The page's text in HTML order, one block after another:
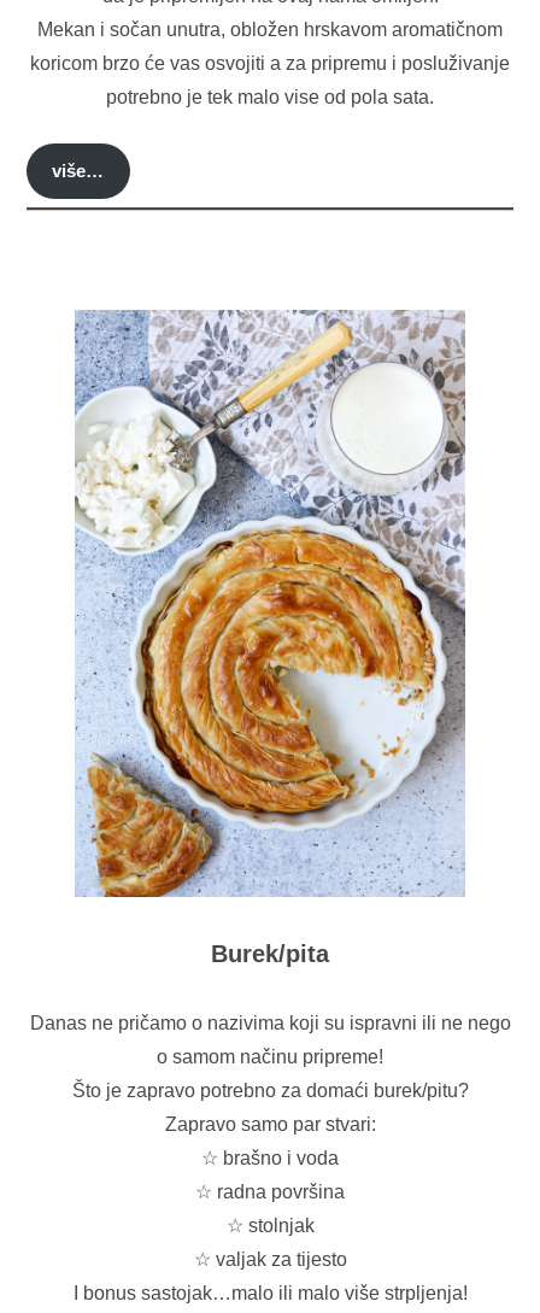
Mekan i sočan unutra, obložen hrskavom aromatičnom
koricom brzo će vas osvojiti a za pripremu i posluživanje
potrebno je tek malo vise od pola sata.
više…
Burek/pita
Danas ne pričamo o nazivima koji su ispravni ili ne nego
o samom načinu pripreme!
Što je zapravo potrebno za domaći burek/pitu?
Zapravo samo par stvari:
☆ brašno i voda
☆ radna površina
☆ stolnjak
☆ valjak za tijesto
I bonus sastojak…malo ili malo više strpljenja!